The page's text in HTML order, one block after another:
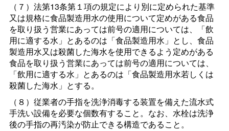
（７）法第13条第１項の規定により別に定められた基準
又は規格に食品製造用水の使用について定めがある食品
を取り扱う営業にあっては前号の適用については、「飲
用に適する水」とあるのは「食品製造用水」とし、食品
製造用水又は殺菌した海水を使用できるよう定めがある
食品を取り扱う営業にあっては前号の適用については、
「飲用に適する水」とあるのは「食品製造用水若しくは
殺菌した海水」とする。
（８）従業者の手指を洗浄消毒する装置を備えた流水式
手洗い設備を必要な個数有すること。なお、水栓は洗浄
後の手指の再汚染が防止できる構造であること。